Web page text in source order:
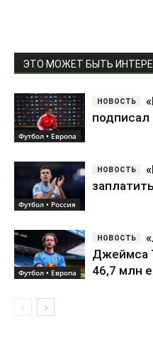
ЭТО МОЖЕТ БЫТЬ
Футбол • Европа
подписал
Футбол • Россия
Футбол • Европа
Джеймса
46,7 млн